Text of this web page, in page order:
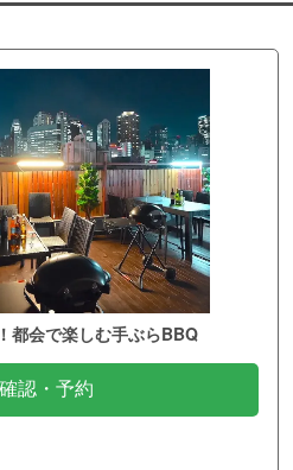
都会で楽しむ手ぶらBBQ
認・予約